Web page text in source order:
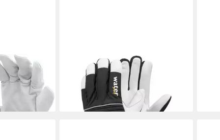
EJENDALS
Winter-Arbeitshandschuhe
ab 36,60 €
in 2-3 Werktagen bei dir
in 2-